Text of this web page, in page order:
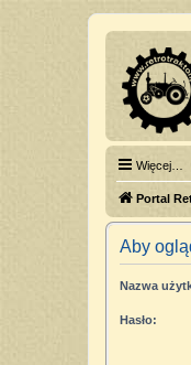
Więcej…
Portal
Aby
Nazwa
Hasło: